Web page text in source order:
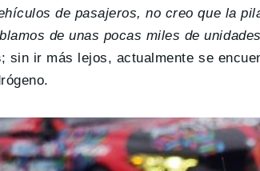
de pasajeros, no creo que la
de unas pocas miles de
; sin ir más lejos, actualmente se